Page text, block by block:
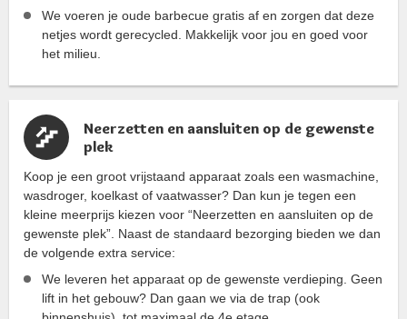
We voeren je oude barbecue gratis af en zorgen dat deze
netjes wordt gerecycled. Makkelijk voor jou en goed voor
het milieu.
Neerzetten en aansluiten op de gewenste
plek
Koop je een groot vrijstaand apparaat zoals een wasmachine,
wasdroger, koelkast of vaatwasser? Dan kun je tegen een
kleine meerprijs kiezen voor “Neerzetten en aansluiten op de
gewenste plek”. Naast de standaard bezorging bieden we dan
de volgende extra service:
We leveren het apparaat op de gewenste verdieping. Geen
lift in het gebouw? Dan gaan we via de trap (ook